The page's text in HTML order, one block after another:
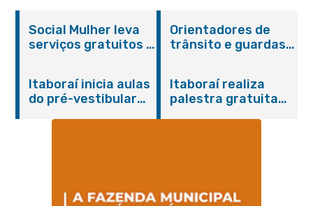
Social Mulher leva
serviços gratuitos à
sexta-feira (07/08)
Orientadores de
trânsito e guardas
primeiros socorros
em Itaboraí
Itaboraí inicia aulas
do pré-vestibular
Itaboraí realiza
palestra gratuita